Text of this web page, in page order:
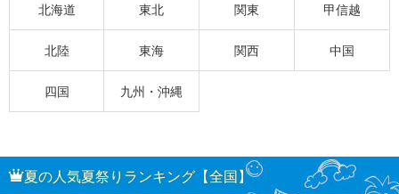
北海道 東北 関東 甲信越
北陸 東海 関西 中国
四国 九州・沖縄
夏の人気夏祭りランキング【全国】